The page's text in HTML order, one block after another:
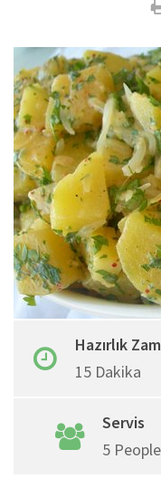
Hazırlık
15 Dakika
Servis
5 People